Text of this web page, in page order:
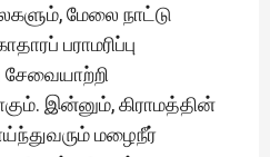
மேலை நாட்டு
பராமரிப்பு
இன்னும், கிராமத்தின்
மழைநீர்